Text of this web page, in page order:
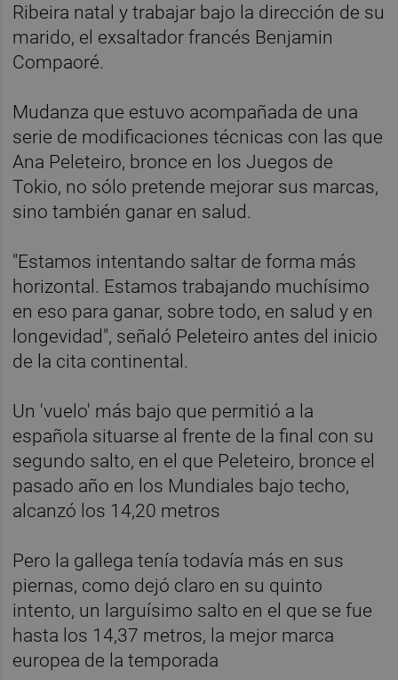
Ribeira natal y trabajar bajo la dirección de su
marido, el exsaltador francés Benjamin
Compaoré.
Mudanza que estuvo acompañada de una
serie de modificaciones técnicas con las que
Ana Peleteiro, bronce en los Juegos de
Tokio, no sólo pretende mejorar sus marcas,
sino también ganar en salud.
"Estamos intentando saltar de forma más
horizontal. Estamos trabajando muchísimo
en eso para ganar, sobre todo, en salud y en
longevidad", señaló Peleteiro antes del inicio
de la cita continental.
Un 'vuelo' más bajo que permitió a la
española situarse al frente de la final con su
segundo salto, en el que Peleteiro, bronce el
pasado año en los Mundiales bajo techo,
alcanzó los 14,20 metros
Pero la gallega tenía todavía más en sus
piernas, como dejó claro en su quinto
intento, un larguísimo salto en el que se fue
hasta los 14,37 metros, la mejor marca
europea de la temporada